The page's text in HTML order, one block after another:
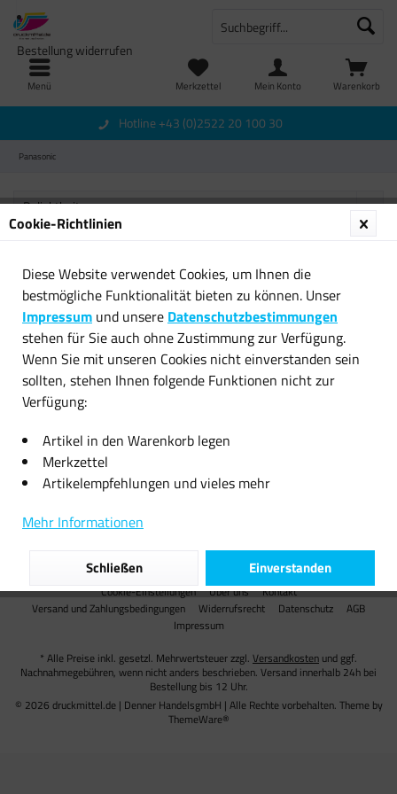
Menü Warenkorb
Merkzettel
Bestellung widerrufen
Mein Konto
Hotline +43 (0)2522 20 100 30
Panasonic
Newsletter
Service Hotline
Shop Service
Versand
Cookie-Einstellungen Über uns
Kontakt
Versand und Zahlungsbedingungen
Widerrufsrecht Datenschutz
AGB
Impressum
* Alle Preise inkl. gesetzl. Mehrwertsteuer zzgl. Versandkosten und ggf.
Nachnahmegebühren, wenn nicht anders beschrieben. Versand innerhalb 24h bei
Bestellung bis 12 Uhr.
© 2026 druckmittel.de | Denner HandelsgmbH | Alle Rechte vorbehalten. Theme by
ThemeWare®
Cookie-Richtlinien
Diese Website verwendet Cookies, um Ihnen die
bestmögliche Funktionalität bieten zu können. Unser
Impressum und unsere Datenschutzbestimmungen
stehen für Sie auch ohne Zustimmung zur Verfügung.
Wenn Sie mit unseren Cookies nicht einverstanden sein
sollten, stehen Ihnen folgende Funktionen nicht zur
Verfügung:
Artikel in den Warenkorb legen
Merkzettel
Artikelempfehlungen und vieles mehr
Mehr Informationen
Einverstanden
Schließen